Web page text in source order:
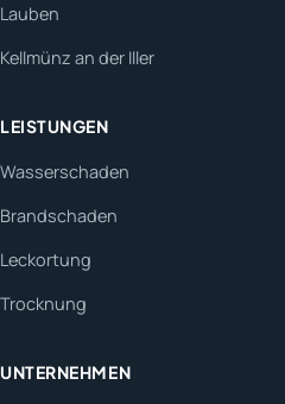
Lauben
Kellmünz an der Iller
LEISTUNGEN
Wasserschaden
Brandschaden
Leckortung
Trocknung
UNTERNEHMEN